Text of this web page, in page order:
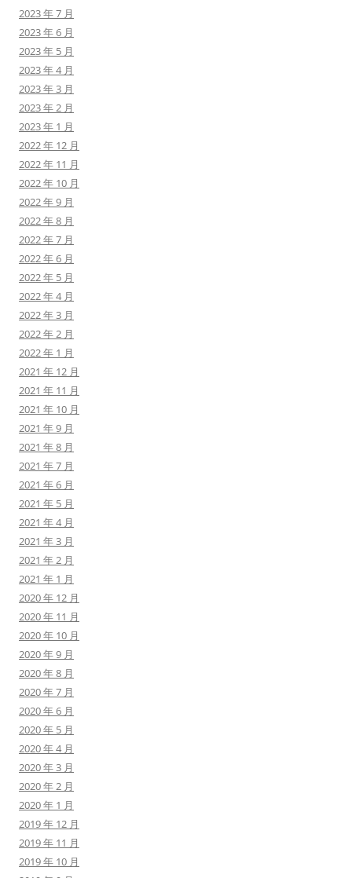
2023 年 7 月
2023 年 6 月
2023 年 5 月
2023 年 4 月
2023 年 3 月
2023 年 2 月
2023 年 1 月
2022 年 12 月
2022 年 11 月
2022 年 10 月
2022 年 9 月
2022 年 8 月
2022 年 7 月
2022 年 6 月
2022 年 5 月
2022 年 4 月
2022 年 3 月
2022 年 2 月
2022 年 1 月
2021 年 12 月
2021 年 11 月
2021 年 10 月
2021 年 9 月
2021 年 8 月
2021 年 7 月
2021 年 6 月
2021 年 5 月
2021 年 4 月
2021 年 3 月
2021 年 2 月
2021 年 1 月
2020 年 12 月
2020 年 11 月
2020 年 10 月
2020 年 9 月
2020 年 8 月
2020 年 7 月
2020 年 6 月
2020 年 5 月
2020 年 4 月
2020 年 3 月
2020 年 2 月
2020 年 1 月
2019 年 12 月
2019 年 11 月
2019 年 10 月